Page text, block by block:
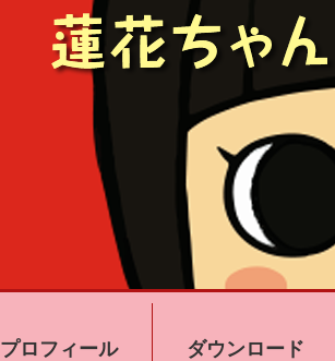
プロフィール ダウンロード